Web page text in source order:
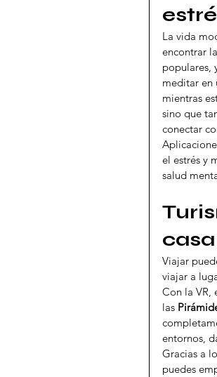
La vida
encontrar
populares,
meditar en
mientras
sino que
conectar
el estrés y
salud
casa
Viajar
viajar a
Con la VR,
las
entornos,
Gracias a
puedes